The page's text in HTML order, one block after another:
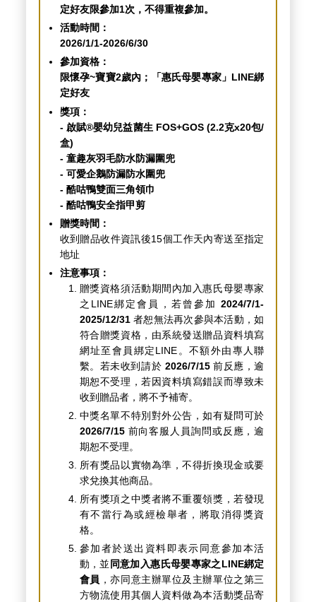
定好友限參加1次，不得重複參加。
活動時間：
2026/1/1-2026/6/30
參加資格：
限懷孕~寶寶2歲內；「惠氏母嬰專家」LINE綁
定好友
獎項：
- 啟賦®嬰幼兒益菌生 FOS+GOS (2.2克x20包/
盒)
- 童趣灰羽毛防水防漏圍兜
- 可愛企鵝防漏防水圍兜
- 酷咕鴨雙面三角領巾
- 酷咕鴨安全指甲剪
贈獎時間：
收到贈品收件資訊後15個工作天內寄送至指定
地址
注意事項：
贈獎資格須活動期間內加入惠氏母嬰專家
之LINE綁定會員，若曾參加2024/7/1-
2025/12/31者恕無法再次參與本活動，如
符合贈獎資格，由系統發送贈品資料填寫
網址至會員綁定LINE。不額外由專人聯
繫。若未收到請於 2026/7/15前反應，逾
期恕不受理，若因資料填寫錯誤而導致未
收到贈品者，將不予補寄。
中獎名單不特別對外公告，如有疑問可於
2026/7/15前向客服人員詢問或反應，逾
期恕不受理。
所有獎品以實物為準，不得折換現金或要
求兌換其他商品。
所有獎項之中獎者將不重覆領獎，若發現
有不當行為或經檢舉者，將取消得獎資
格。
參加者於送出資料即表示同意參加本活
動，並 同意加入惠氏母嬰專家之LINE綁定
會員 ，亦同意主辦單位及主辦單位之第三
方物流使用其個人資料做為本活動獎品寄